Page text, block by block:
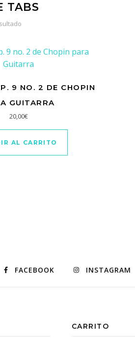
TABS
9 NO. 2 DE CHOPIN
GUITARRA
20,00€
AL CARRITO
FACEBOOK INSTAGRAM
CARRITO